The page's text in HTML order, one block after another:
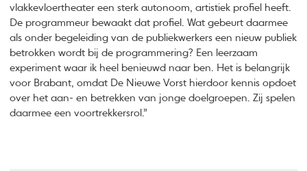
vlakkevloertheater een sterk autonoom, artistiek profiel heeft.
De programmeur bewaakt dat profiel. Wat gebeurt daarmee
als onder begeleiding van de publiekwerkers een nieuw publiek
betrokken wordt bij de programmering? Een leerzaam
experiment waar ik heel benieuwd naar ben. Het is belangrijk
voor Brabant, omdat De Nieuwe Vorst hierdoor kennis opdoet
over het aan- en betrekken van jonge doelgroepen. Zij spelen
daarmee een voortrekkersrol.”